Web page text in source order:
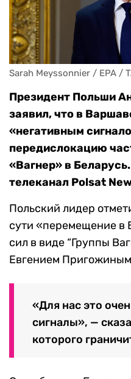
Sarah Meyssonnier / EPA /
Президент Польши
заявил, что в
«негативным
передислокацию
«Вагнер» в
телеканал Polsat
Польский лидер
сути «перемещение в
сил в виде “Группы
Евгением
«Для нас это
сигналы», —
которого